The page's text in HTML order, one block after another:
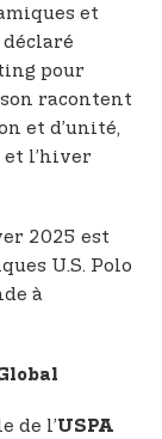
et
pour
racontent
et d’unité,
et l’hiver
2025 est
U.S. Polo
à
de l’USPA